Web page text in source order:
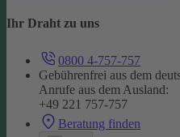
Ihr Draht zu uns
0800 4-757-757
Gebührenfrei aus dem
Anrufe aus dem Ausland:
+49 221 757-757
Beratung finden